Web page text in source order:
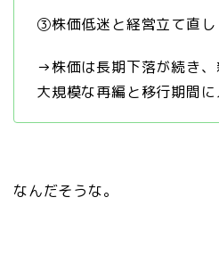
③株価低迷と経営立て直し
→株価は長期下落が続き
大規模な再編と移行期間に
なんだそうな。